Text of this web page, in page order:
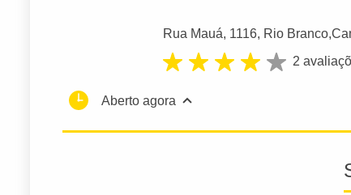
Rua Mauá, 1116, Rio Branco,
2
Aberto agora